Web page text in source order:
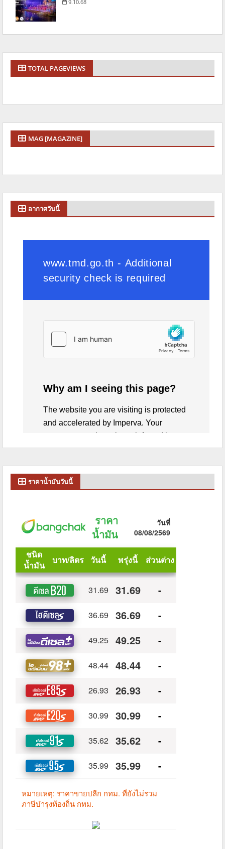
9.10.68
TOTAL PAGEVIEWS
MAG [MAGAZINE]
อากาศวันนี้
ราคาน้ำมันวันนี้